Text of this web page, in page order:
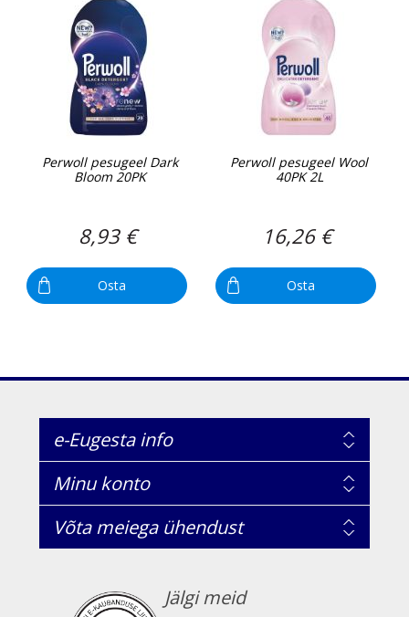
Perwoll pesugeel Dark
Bloom 20PK
8,93 €
Osta
Perwoll pesugeel Wool
40PK 2L
16,26 €
Osta
e-Eugesta info
Minu konto
Võta meiega ühendust
Jälgi meid